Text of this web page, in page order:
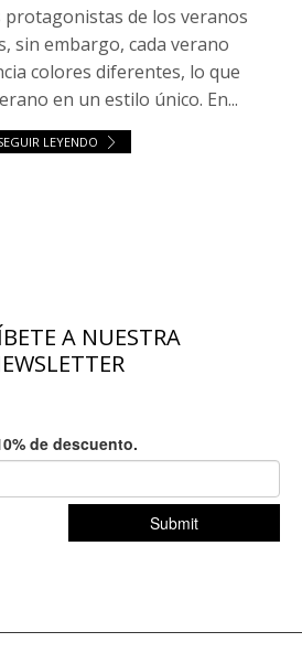
de los veranos
sin embargo, cada verano
colores diferentes, lo que
en un estilo único. En...
LEYENDO
A NUESTRA